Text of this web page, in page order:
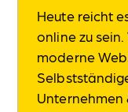
Heute reicht
online zu
moderne
Unternehmen